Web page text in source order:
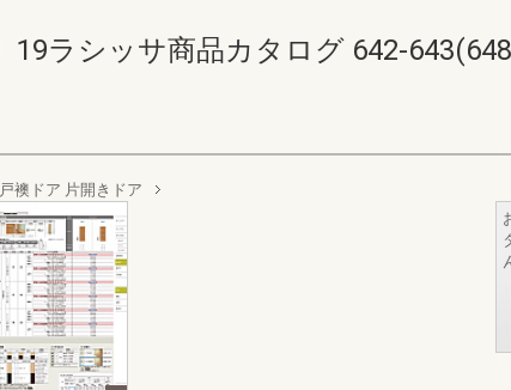
19ラシッサ商品カタログ 642-
戸襖ドア 片開きドア